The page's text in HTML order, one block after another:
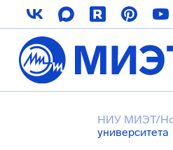
НИУ МИЭТ/
университета